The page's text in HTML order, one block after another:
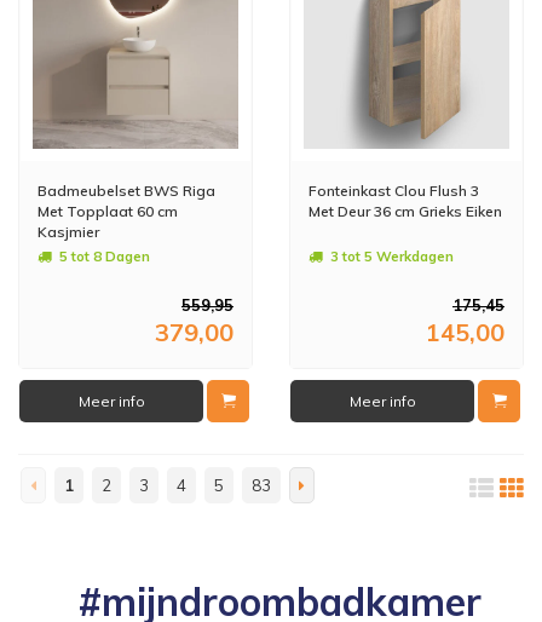
Badmeubelset BWS Riga
Met Topplaat 60 cm
Kasjmier
5 tot 8 Dagen
559,95
379,00
Meer info
Fonteinkast Clou Flush 3
Met Deur 36 cm Grieks Eiken
3 tot 5 Werkdagen
175,45
145,00
Meer info
1 2 3 4 5 83
#mijndroombadkamer